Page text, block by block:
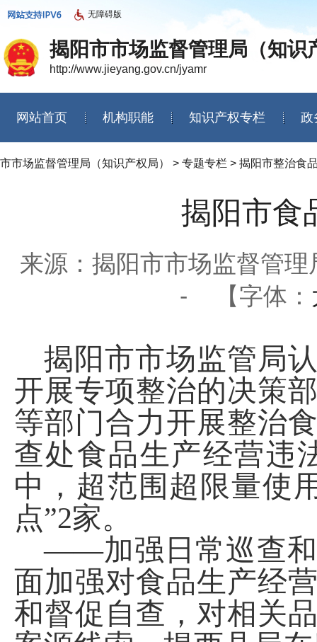
无障碍版
揭阳市市场监督管理局（知识
http://www.jieyang.gov.cn/jyamr
网站首页 机构职能 知识产权专栏 政
市市场监督管理局（知识产权局） > 专题专栏 > 揭阳市整治食
揭阳市食
来源：揭阳市市场监督管理
-
【字体：
揭阳市市场监管局
开展专项整治的决策
等部门合力开展整治
查处食品生产经营违
中，超范围超限量使
点”2家。
——加强日常巡查
面加强对食品生产经
和督促自查，对相关